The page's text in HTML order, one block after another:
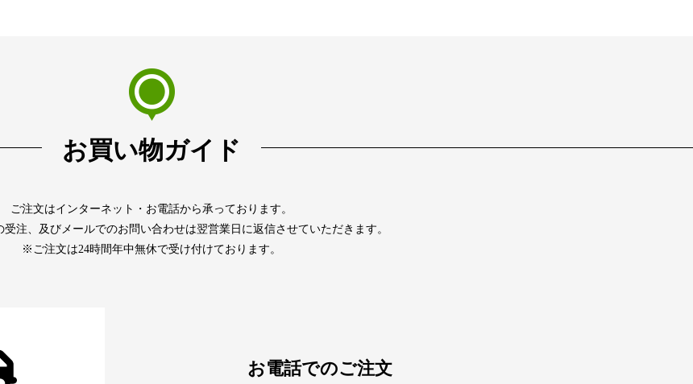
お買い物ガイド
ご注文はインターネット・お電話から承っております。
受注、及びメールでのお問い合わせは翌営業日に返信させていただきます。
※ご注文は24時間年中無休で受け付けております。
お電話でのご注文